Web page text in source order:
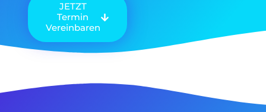
JETZT
Termin
Vereinbaren